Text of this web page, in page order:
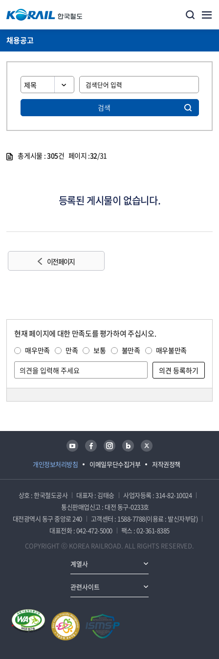
채용공고
검색
총게시물 :305건 페이지 :32/31
등록된 게시물이 없습니다.
이전 페이지
현재 페이지에 대한 만족도를 평가하여 주십시오.
매우만족 만족 보통 불만족 매우불만족
개인정보처리방침 이메일무단수집거부 저작권정책
유튜브 페이스북 인스타그램 블로그 트위터
상호 : 한국철도공사 대표자 : 김태승
사업자등록 : 314-82-10024
통신판매업신고 : 대전 동구-0233호
대전광역시 동구 중앙로 240
고객센터 : 1588-7788(이용료 : 발신자부담)
대표전화 : 042-472-5000
팩스 : 02-361-8385
COPYRIGHT ⓒ KOREA RAILROAD. ALL RIGHTS RESERVED.
계열사
관련사이트